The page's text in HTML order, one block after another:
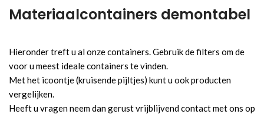
Materiaalcontainers demontabel
Hieronder treft u al onze containers. Gebruik de filters om de
voor u meest ideale containers te vinden.
Met het icoontje (kruisende pijltjes) kunt u ook producten
vergelijken.
Heeft u vragen neem dan gerust vrijblijvend contact met ons op